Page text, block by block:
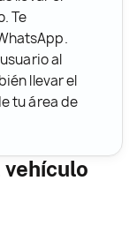
Te
al
llevar el
tu área de
vehículo